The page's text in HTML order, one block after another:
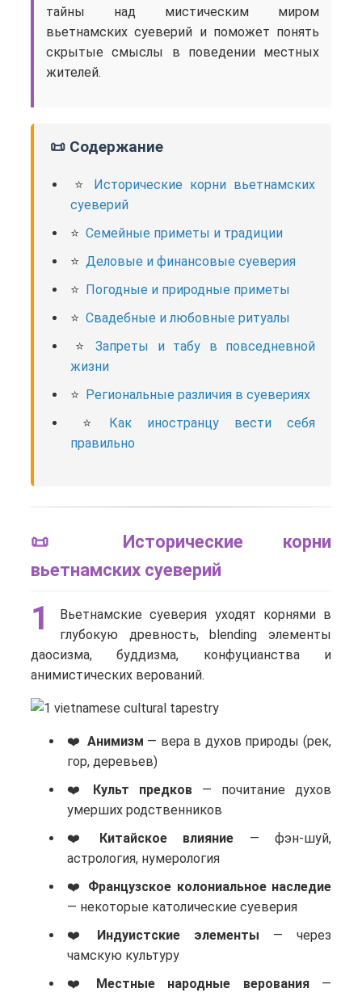
тайны над мистическим миром
вьетнамских суеверий и поможет понять
скрытые смыслы в поведении местных
жителей.
📜 Содержание
Исторические корни вьетнамских
суеверий
Семейные приметы и традиции
Деловые и финансовые суеверия
Погодные и природные приметы
Свадебные и любовные ритуалы
Запреты и табу в повседневной
жизни
Региональные различия в суевериях
Как иностранцу вести себя
правильно
📜 Исторические корни
вьетнамских суеверий
1
Вьетнамские суеверия уходят корнями в
глубокую древность, blending элементы
даосизма, буддизма, конфуцианства и
анимистических верований.
Анимизм — вера в духов природы (рек,
гор, деревьев)
Культ предков — почитание духов
умерших родственников
Китайское влияние — фэн-шуй,
астрология, нумерология
Французское колониальное наследие
— некоторые католические суеверия
Индуистские элементы — через
чамскую культуру
Местные народные верования—